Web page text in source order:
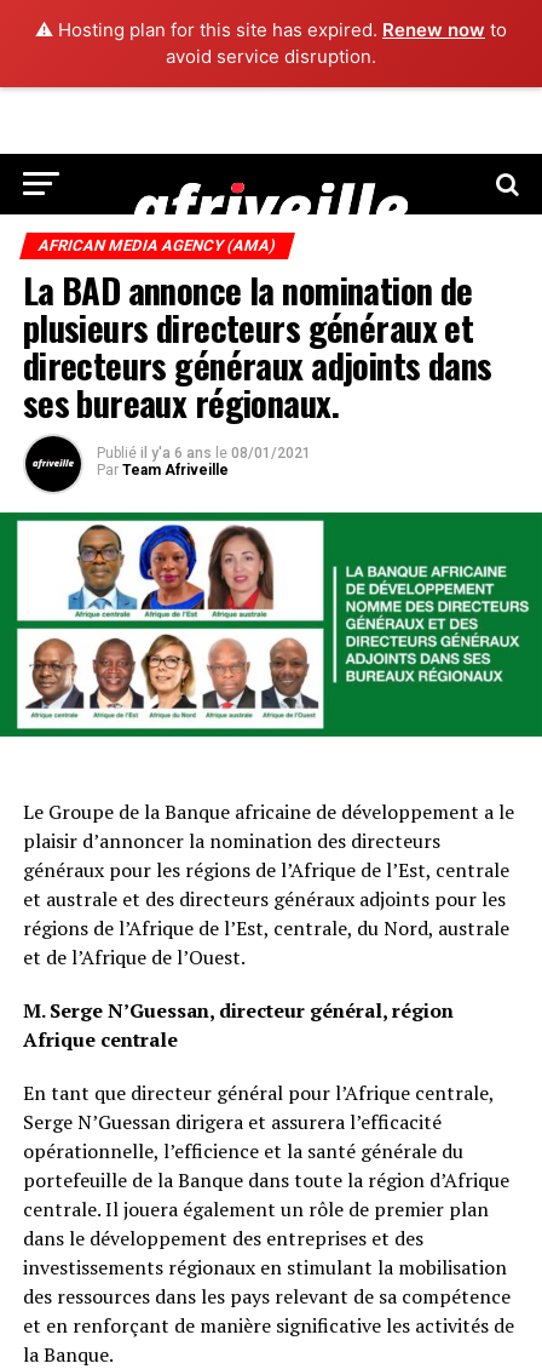
⚠️ Hosting plan for this site has expired. Renew now to
avoid service disruption.
AFRICAN MEDIA AGENCY (AMA)
La BAD annonce la nomination de
plusieurs directeurs généraux et
directeurs généraux adjoints dans
ses bureaux régionaux.
Publié il y'a 6 ans le 08/01/2021
Par Team Afriveille
Le Groupe de la Banque africaine de développement a le
plaisir d’annoncer la nomination des directeurs
généraux pour les régions de l’Afrique de l’Est, centrale
et australe et des directeurs généraux adjoints pour les
régions de l’Afrique de l’Est, centrale, du Nord, australe
et de l’Afrique de l’Ouest.
M. Serge N’Guessan, directeur général, région
Afrique centrale
En tant que directeur général pour l’Afrique centrale,
Serge N’Guessan dirigera et assurera l’efficacité
opérationnelle, l’efficience et la santé générale du
portefeuille de la Banque dans toute la région d’Afrique
centrale. Il jouera également un rôle de premier plan
dans le développement des entreprises et des
investissements régionaux en stimulant la mobilisation
des ressources dans les pays relevant de sa compétence
et en renforçant de manière significative les activités de
la Banque.